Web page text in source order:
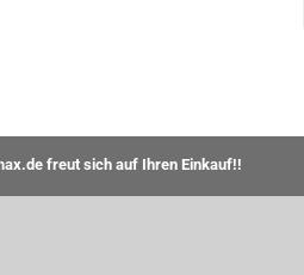
freut sich auf Ihren Einkauf!!